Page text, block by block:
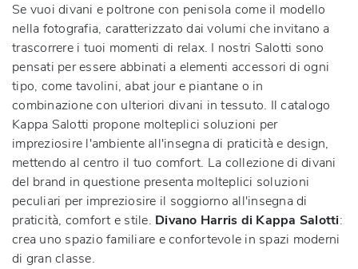
Se vuoi divani e poltrone con penisola come il modello
nella fotografia, caratterizzato dai volumi che invitano a
trascorrere i tuoi momenti di relax. I nostri Salotti sono
pensati per essere abbinati a elementi accessori di ogni
tipo, come tavolini, abat jour e piantane o in
combinazione con ulteriori divani in tessuto. Il catalogo
Kappa Salotti propone molteplici soluzioni per
impreziosire l'ambiente all'insegna di praticità e design,
mettendo al centro il tuo comfort. La collezione di divani
del brand in questione presenta molteplici soluzioni
peculiari per impreziosire il soggiorno all'insegna di
praticità, comfort e stile. Divano Harris di Kappa Salotti:
crea uno spazio familiare e confortevole in spazi moderni
di gran classe.